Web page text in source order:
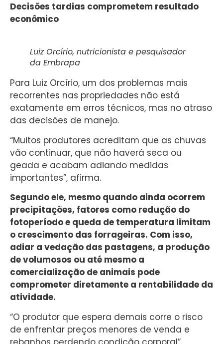
Decisões tardias comprometem resultado
econômico
Luiz Orcírio, nutricionista e pesquisador
da Embrapa
Para Luiz Orcírio, um dos problemas mais
recorrentes nas propriedades não está
exatamente em erros técnicos, mas no atraso
das decisões de manejo.
“Muitos produtores acreditam que as chuvas
vão continuar, que não haverá seca ou
geada e acabam adiando medidas
importantes”, afirma.
Segundo ele, mesmo quando ainda ocorrem
precipitações, fatores como redução do
fotoperíodo e queda de temperatura limitam
o crescimento das forrageiras. Com isso,
adiar a vedação das pastagens, a produção
de volumosos ou até mesmo a
comercialização de animais pode
comprometer diretamente a rentabilidade da
atividade.
“O produtor que espera demais corre o risco
de enfrentar preços menores de venda e